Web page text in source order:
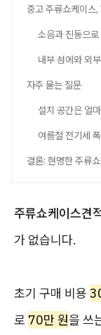
중고 주류쇼케이스
소음과 진동으
내부 성에와 외
자주 묻는 질문
설치 공간은 얼
여름철 전기세
결론: 현명한 주류
주류쇼케이스견
가 없습니다.
초기 구매 비용
로 70만 원을 쓰